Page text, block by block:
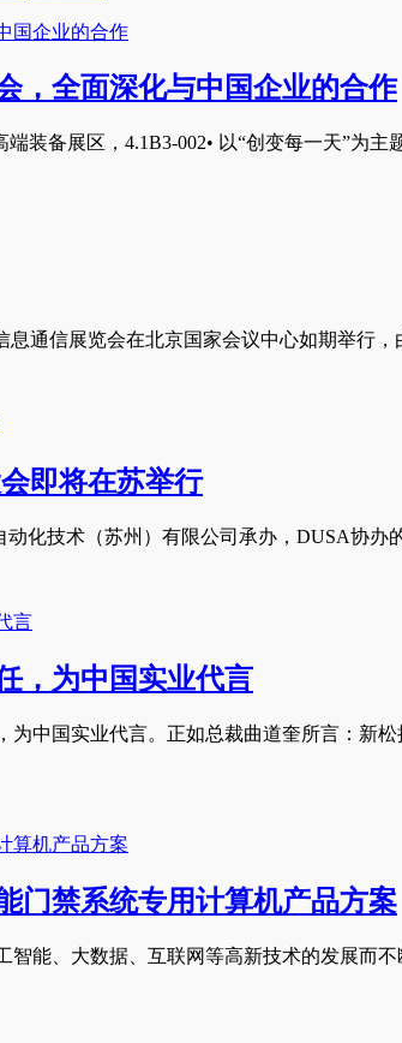
，全面深化与中国企业的合作
装备展区，4.1B3-002• 以“创变每一天”为
息通信展览会在北京国家会议中心如期举行
即将在苏举行
化技术（苏州）有限公司承办，DUSA协
，为中国实业代言
中国实业代言。正如总裁曲道奎所言：新
门禁系统专用计算机产品方案
能、大数据、互联网等高新技术的发展而